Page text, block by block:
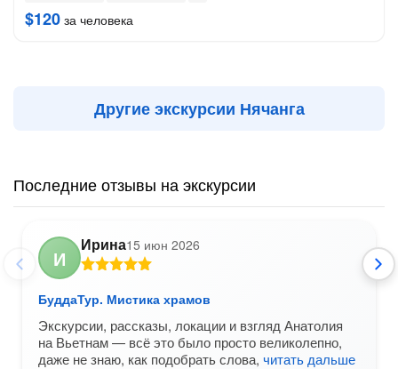
$120 за человека
Другие экскурсии Нячанга
Последние отзывы на экскурсии
И
Ирина15 июн 2026
БуддаТур. Мистика храмов
Экскурсии, рассказы, локации и взгляд Анатолия
на Вьетнам — всё это было просто великолепно,
даже не знаю, как подобрать слова, читать дальше